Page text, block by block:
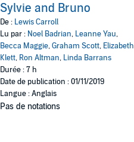
Sylvie and Bruno
De : Lewis Carroll
Lu par : Noel Badrian, Leanne Yau,
Becca Maggie,Graham Scott, Elizabeth
Klett, Ron Altman, Linda Barrans
Durée : 7 h
Date de publication : 01/11/2019
Langue : Anglais
Pas de notations